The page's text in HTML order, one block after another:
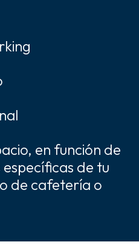
en función de
de tu
de cafetería o